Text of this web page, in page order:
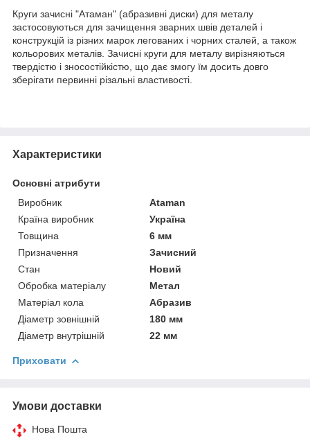
Круги зачисні "Атаман" (абразивні диски) для металу
застосовуються для зачищення зварних швів деталей і
конструкцій із різних марок легованих і чорних сталей, а також
кольорових металів. Зачисні круги для металу вирізняються
твердістю і зносостійкістю, що дає змогу їм досить довго
зберігати первинні різальні властивості.
Характеристики
Основні атрибути
Виробник
Ataman
Країна виробник
Україна
Товщина
6 мм
Призначення
Зачисний
Стан
Новий
Обробка матеріалу
Метал
Матеріал кола
Абразив
Діаметр зовнішній
180 мм
Діаметр внутрішній
22 мм
Приховати
Умови доставки
Нова Пошта